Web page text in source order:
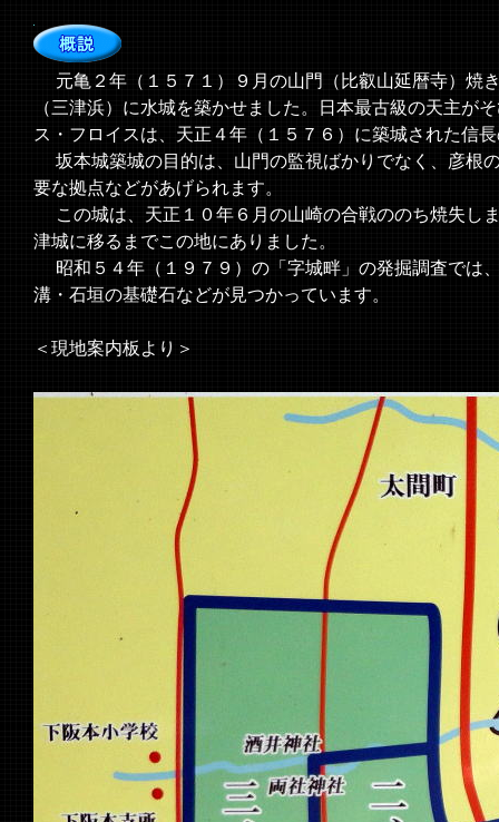
元亀２年（１５７１）９月の山門（比叡山延暦寺）焼
（三津浜）に水城を築かせました。日本最古級の天主が
ス・フロイスは、天正４年（１５７６）に築城された信
坂本城築城の目的は、山門の監視ばかりでなく、彦根
要な拠点などがあげられます。
この城は、天正１０年６月の山崎の合戦ののち焼失し
津城に移るまでこの地にありました。
昭和５４年（１９７９）の「字城畔」の発掘調査では
溝・石垣の基礎石などが見つかっています。
＜現地案内板より＞